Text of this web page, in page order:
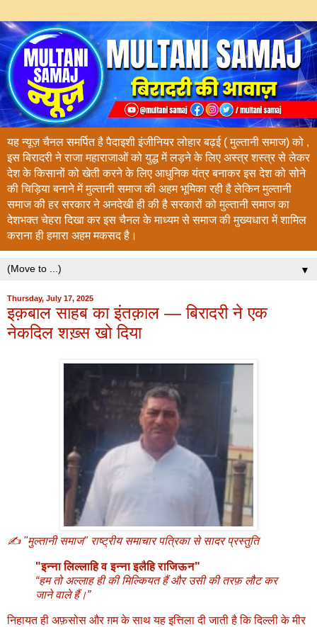
यह न्यूज़ चैनल समर्पित है पैदाइशी इंजीनियर लोहार बढ़ई ( मुल्तानी समाज) को ,
इस बिरादरी ने राजा महाराजाओं को युद्ध में लड़ने के लिए अस्त्र शस्त्र से लेकर
देश के किसानों को खेती करने के लिए आधुनिक यंत्र बनाकर इस देश को सोने
की चिड़िया बनाने में मुल्तानी समाज की अहम भूमिका रही है लेकिन मुल्तानी
समाज की हर सरकार ने अनदेखी ही की है सरकारों को मुल्तानी समाज का
देशभक्त चेहरा दिखा कर इस चैनल के माध्यम से समाज की मुख्यधारा में शामिल
कराना ही हमारा अहम मकसद है।
▼
Thursday, July 17, 2025
इक़बाल साहब का इंतक़ाल — बिरादरी ने एक
नेकदिल शख़्स खो दिया
✍️ "मुल्तानी समाज" राष्ट्रीय समाचार पत्रिका से सादर प्रस्तुति
"इन्ना लिल्लाहि व इन्ना इलैहि राजिऊन"
“हम तो अल्लाह ही की मिल्कियत हैं और उसी की तरफ़ लौट कर
जाने वाले हैं।”
निहायत ही अफ़सोस और ग़म के साथ यह इत्तिला दी जाती है कि दिल्ली के मीर